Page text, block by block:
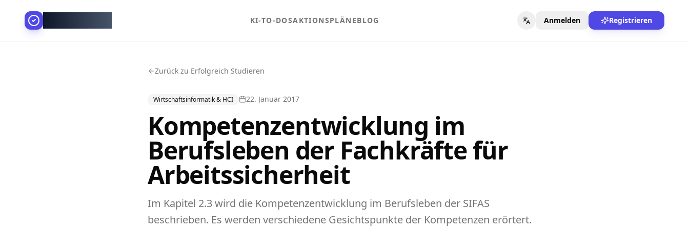
KI-TO-DOSAKTIONSPLÄNEBLOG Anmelden Registrieren
Zurück zu Erfolgreich Studieren
Wirtschaftsinformatik & HCI 22. Januar 2017
Kompetenzentwicklung im
Berufsleben der Fachkräfte für
Arbeitssicherheit
Im Kapitel 2.3 wird die Kompetenzentwicklung im Berufsleben der SIFAS
beschrieben. Es werden verschiedene Gesichtspunkte der Kompetenzen erörtert.